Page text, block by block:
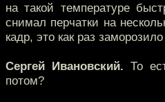
на такой температуре
снимал перчатки на
кадр, это как раз
Сергей Ивановский. То
потом?